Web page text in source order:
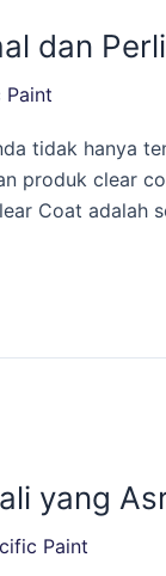
dan
Paint
tidak hanya
produk clear
Coat adalah
yang
Paint